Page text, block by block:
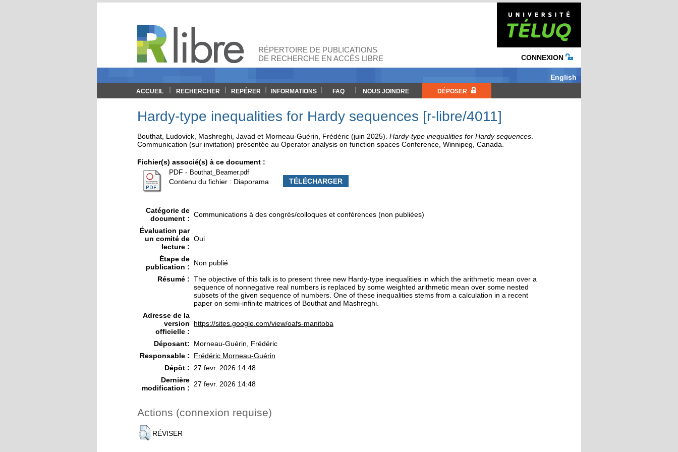
CONNEXION
English
RÉPERTOIRE DE PUBLICATIONS
DE RECHERCHE EN ACCÈS LIBRE
ACCUEIL RECHERCHER REPÉRER INFORMATIONS FAQ NOUS JOINDRE DÉPOSER
Hardy-type inequalities for Hardy sequences [r-libre/4011]
Bouthat, Ludovick Mashreghi, Javad et Morneau-Guérin, Frédéric (juin 2025). Hardy-type inequalities for Hardy sequences
Communication (sur invitation) présentée au Operator analysis on function spaces Conference , Winnipeg, Canada.
Fichier(s) associé(s) à ce document :
PDF - Bouthat_Beamer.pdf
Contenu du fichier : Diaporama TÉLÉCHARGER
Catégorie de
document : Communications à des congrès/colloques et conférences (non publiées)
Évaluation par
un comité de
lecture :
Oui
Étape de
publication :
Non publié
Résumé : The objective of this talk is to present three new Hardy-type inequalities in which the arithmetic mean over a
sequence of nonnegative real numbers is replaced by some weighted arithmetic mean over some nested
subsets of the given sequence of numbers. One of these inequalities stems from a calculation in a recent
paper on semi-infinite matrices of Bouthat and Mashreghi.
Adresse de la
version
officielle :
https://sites.google.com/view/oafs-manitoba
Déposant:
Morneau-Guérin, Frédéric
Responsable :
Frédéric Morneau-Guérin
Dépôt :
27 fevr. 2026 14:48
Dernière
modification :
27 fevr. 2026 14:48
Actions (connexion requise)
RÉVISER